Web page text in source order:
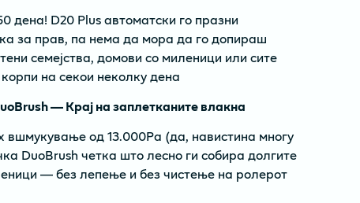
дена! D20 Plus автоматски го празни
за прав, па нема да мора да го допираш
семејства, домови со миленици или сите
на секои неколку дена
— Крај на заплетканите влакна
вшмукување од 13.000Pa (да, навистина многу
DuoBrush четка што лесно ги собира долгите
— без лепење и без чистење на ролерот